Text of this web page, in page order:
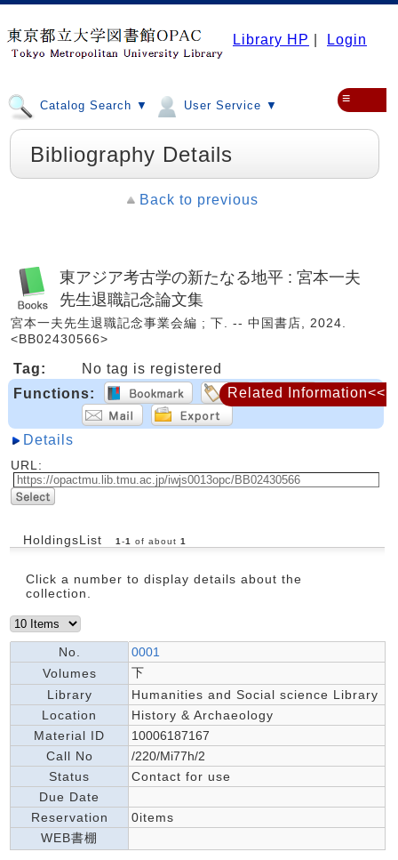
Library HP Login
Catalog Search ▼ User Service ▼ ≡
Bibliography Details
Back to previous
東アジア考古学の新たなる地平 : 宮本一夫
先生退職記念論文集
宮本一夫先生退職記念事業会編 ; 下. -- 中国書店, 2024.
<BB02430566>
Tag:
No tag is registered
Functions:
Details
URL:
HoldingsList 1 -1 of about 1
Click a number to display details about the
collection.
No.
0001
Volumes
下
Library
Humanities and Social science Library
Location
History & Archaeology
Material ID
10006187167
Call No
/220/Mi77h/2
Status
Contact for use
Due Date
Reservation
0items
WEB書棚
Related Information<<